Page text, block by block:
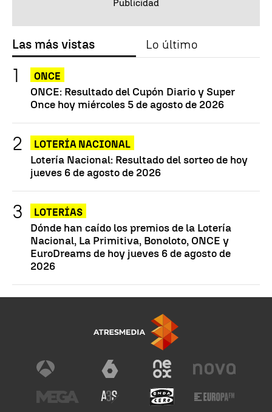
Las más vistas Lo último
ONCE
ONCE: Resultado del Cupón Diario y Super
Once hoy miércoles 5 de agosto de 2026
LOTERÍA NACIONAL
Lotería Nacional: Resultado del sorteo de hoy
jueves 6 de agosto de 2026
LOTERÍAS
Dónde han caído los premios de la Lotería
Nacional, La Primitiva, Bonoloto, ONCE y
EuroDreams de hoy jueves 6 de agosto de
2026